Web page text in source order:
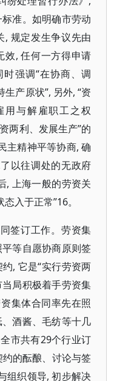
准。如明确市劳动
, 规定发生争议先由
效, 任何一方得申请
强调“在协商、调
产原状”, 另外, “资
与解雇职工之权
两利、发展生产”的
主精神平等协商, 确
以往调处的无政府
, 上海一般的劳资关
入于正常”16。
签订工作。劳资集
等自愿协商原则签
, 它是“实行劳资两
局积极着手劳资集
集体合同率先在照
酒酱、毛纺等十几
市共有29个行业订
的酝酿、讨论与签
组织领导, 初步解决